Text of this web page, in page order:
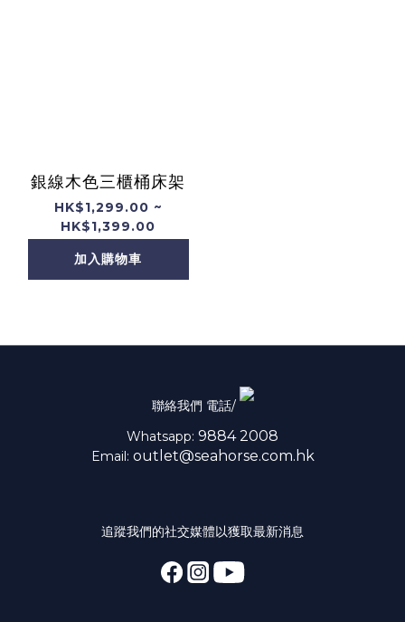
銀線木色三櫃桶床架
HK$1,299.00 ~
HK$1,399.00
加入購物車
聯絡我們 電話/
Whatsapp: 9884 2008
Email: outlet@seahorse.com.hk
追蹤我們的社交媒體以獲取最新消息